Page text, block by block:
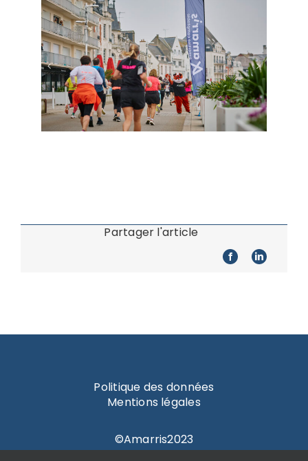
Partager l'article
Politique des données
Mentions légales
©Amarris2023